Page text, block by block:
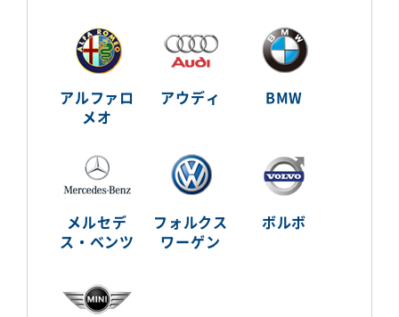
アルファロ
メオ
アウディ BMW
メルセデ
ス・ベンツ
フォルクス
ワーゲン
ボルボ